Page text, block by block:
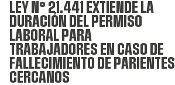
LEY N° 21.441 EXTIENDE LA
DURACIÓN DEL PERMISO
LABORAL PARA
TRABAJADORES EN CASO DE
FALLECIMIENTO DE PARIENTES
CERCANOS